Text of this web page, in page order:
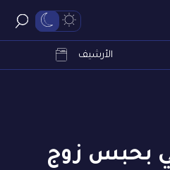
الأرشيف
بحبس زوج